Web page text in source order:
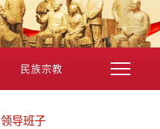
民族宗教
领导班子